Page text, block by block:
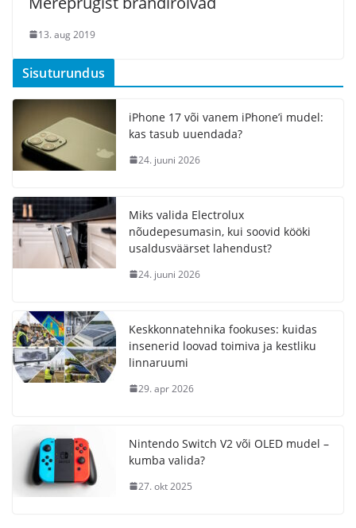
13. aug 2019
Sisuturundus
iPhone 17 või vanem iPhone’i mudel:
kas tasub uuendada?
24. juuni 2026
Miks valida Electrolux
nõudepesumasin, kui soovid kööki
usaldusväärset lahendust?
24. juuni 2026
Keskkonnatehnika fookuses: kuidas
insenerid loovad toimiva ja kestliku
linnaruumi
29. apr 2026
Nintendo Switch V2 või OLED mudel –
kumba valida?
27. okt 2025